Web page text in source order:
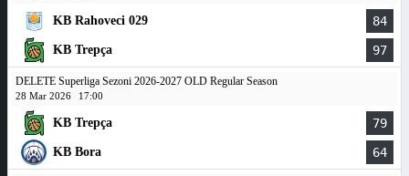
KB Rahoveci 029 84
KB Trepça 97
DELETE Superliga Sezoni 2026-2027 OLD Regular Season
28 Mar 2026 17:00
KB Trepça 79
KB Bora 64